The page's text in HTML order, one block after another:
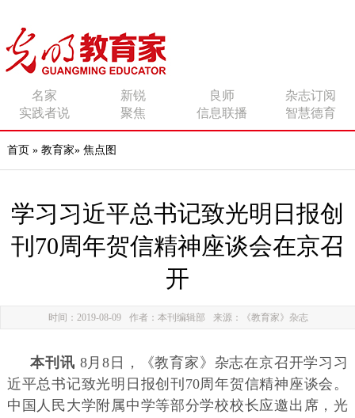
名家 新锐 良师
杂志订阅
实践者说
聚焦 信息联播 智慧德育
首页 » 教育家» 焦点图
学习习近平总书记致光明日报创
刊70周年贺信精神座谈会在京召
开
时间：2019-08-09 作者：本刊编辑部 来源：《教育家》杂志
本刊讯 8月8日，《教育家》杂志在京召开学习习
近平总书记致光明日报创刊70周年贺信精神座谈会。
中国人民大学附属中学等部分学校校长应邀出席，光